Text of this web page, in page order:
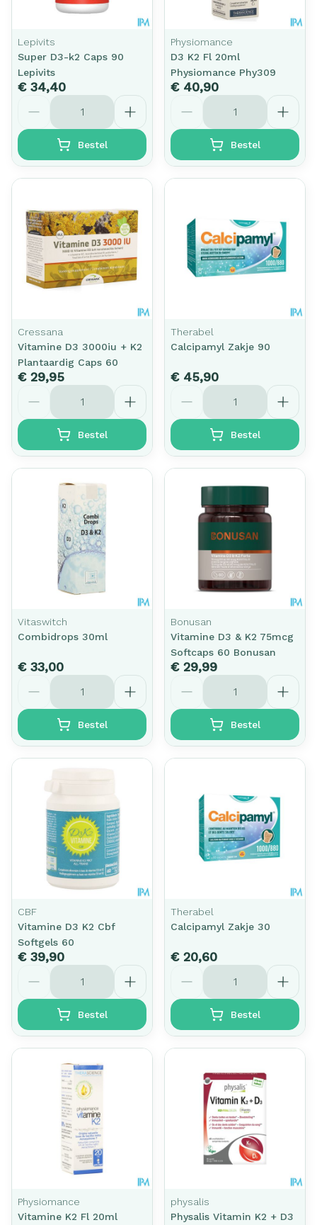
Lepivits
Super D3-k2 Caps 90
Lepivits
€ 34,40
Aantal
Bestel
Physiomance
D3 K2 Fl 20ml
Physiomance Phy309
€ 40,90
Aantal
Bestel
Cressana
Vitamine D3 3000iu + K2
Plantaardig Caps 60
€ 29,95
Aantal
Bestel
Therabel
Calcipamyl Zakje 90
€ 45,90
Aantal
Bestel
Vitaswitch
Combidrops 30ml
€ 33,00
Aantal
Bestel
Bonusan
Vitamine D3 & K2 75mcg
Softcaps 60 Bonusan
€ 29,99
Aantal
Bestel
CBF
Vitamine D3 K2 Cbf
Softgels 60
€ 39,90
Aantal
Bestel
Therabel
Calcipamyl Zakje 30
€ 20,60
Aantal
Bestel
Physiomance
Vitamine K2 Fl 20ml
physalis
Physalis Vitamin K2 + D3